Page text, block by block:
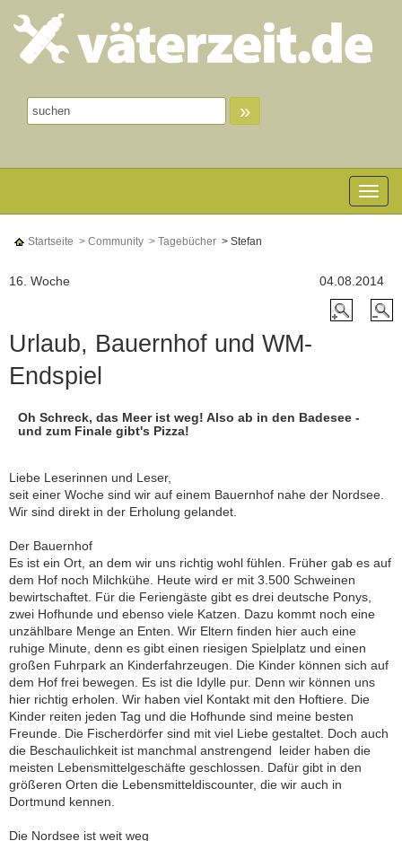
»
Toggle
Startseite > Community > Tagebücher > Stefan
04.08.2014
16. Woche
Urlaub, Bauernhof und WM-
Endspiel
Oh Schreck, das Meer ist weg! Also ab in den Badesee -
und zum Finale gibt's Pizza!
Liebe Leserinnen und Leser,
seit einer Woche sind wir auf einem Bauernhof nahe der Nordsee.
Wir sind direkt in der Erholung gelandet.
Der Bauernhof
Es ist ein Ort, an dem wir uns richtig wohl fühlen. Früher gab es auf
dem Hof noch Milchkühe. Heute wird er mit 3.500 Schweinen
bewirtschaftet. Für die Feriengäste gibt es drei deutsche Ponys,
zwei Hofhunde und ebenso viele Katzen. Dazu kommt noch eine
unzählbare Menge an Enten. Wir Eltern finden hier auch eine
ruhige Minute, denn es gibt einen riesigen Spielplatz und einen
großen Fuhrpark an Kinderfahrzeugen. Die Kinder können sich auf
dem Hof frei bewegen. Es ist die Idylle pur. Denn wir können uns
hier richtig erholen. Wir haben viel Kontakt mit den Hoftiere. Die
Kinder reiten jeden Tag und die Hofhunde sind meine besten
Freunde. Die Fischerdörfer sind mit viel Liebe gestaltet. Doch auch
die Beschaulichkeit ist manchmal anstrengend  leider haben die
meisten Lebensmittelgeschäfte geschlossen. Dafür gibt in den
größeren Orten die Lebensmitteldiscounter, die wir auch in
Dortmund kennen.
Die Nordsee ist weit weg